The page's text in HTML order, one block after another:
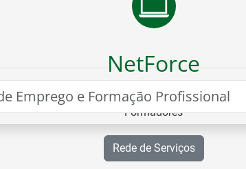
NetForce
Portal para Formação e Certificação de
Formadores
Rede de Serviços